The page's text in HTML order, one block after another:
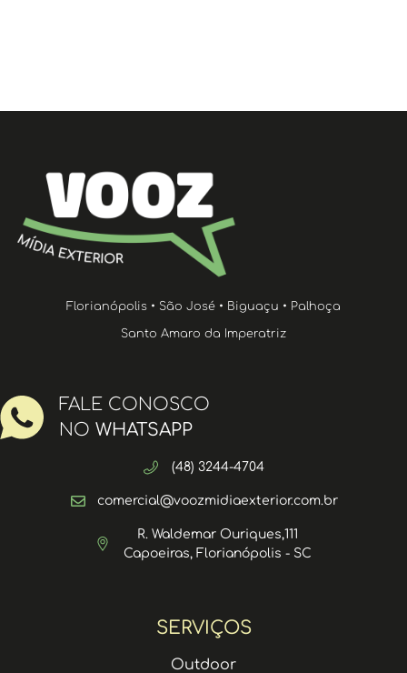
SERVIÇOS
Outdoor
Florianópolis • São José • Biguaçu • Palhoça
Santo Amaro da Imperatriz
FALE CONOSCO
NO WHATSAPP
(48) 3244-4704
comercial@voozmidiaexterior.com.br
R. Waldemar Ouriques,111
Capoeiras, Florianópolis - SC